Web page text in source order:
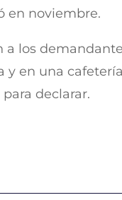
en noviembre.
a los
en una
declarar.